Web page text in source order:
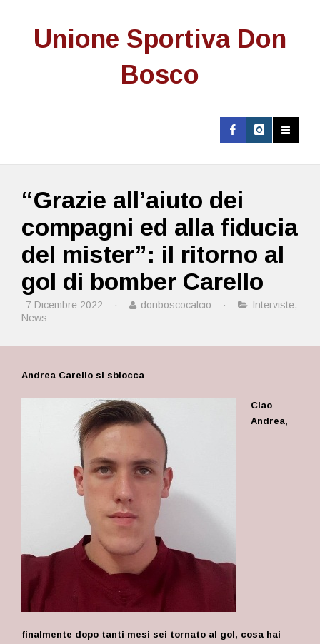
Unione Sportiva Don
Bosco
“Grazie all’aiuto dei
compagni ed alla fiducia
del mister”: il ritorno al
gol di bomber Carello
7 Dicembre 2022 · donboscocalcio · Interviste,
News
Andrea Carello si sblocca
Ciao
Andrea,
finalmente dopo tanti mesi sei tornato al gol, cosa hai